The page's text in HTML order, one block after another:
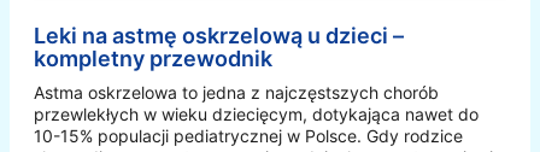
Leki na astmę oskrzelową u dzieci –
kompletny przewodnik
Astma oskrzelowa to jedna z najczęstszych chorób
przewlekłych w wieku dziecięcym, dotykająca nawet do
10-15% populacji pediatrycznej w Polsce. Gdy rodzice